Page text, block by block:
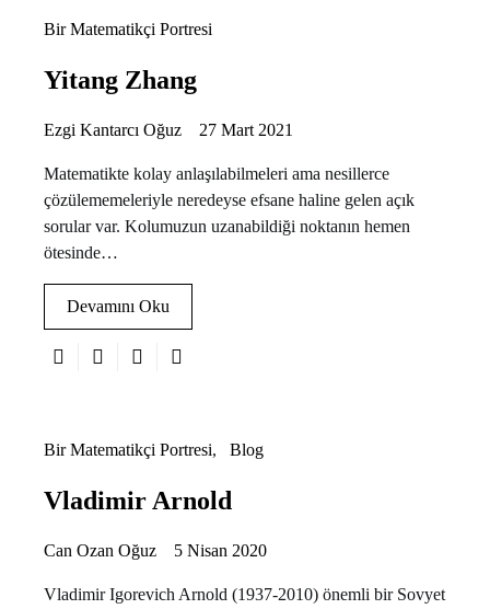
Bir Matematikçi Portresi
Yitang Zhang
Ezgi Kantarcı Oğuz 27 Mart 2021
Matematikte kolay anlaşılabilmeleri ama nesillerce
çözülememeleriyle neredeyse efsane haline gelen açık
sorular var. Kolumuzun uzanabildiği noktanın hemen
ötesinde…
Devamını Oku
Bir Matematikçi Portresi Blog
Vladimir Arnold
Can Ozan Oğuz 5 Nisan 2020
Vladimir Igorevich Arnold (1937-2010) önemli bir Sovyet